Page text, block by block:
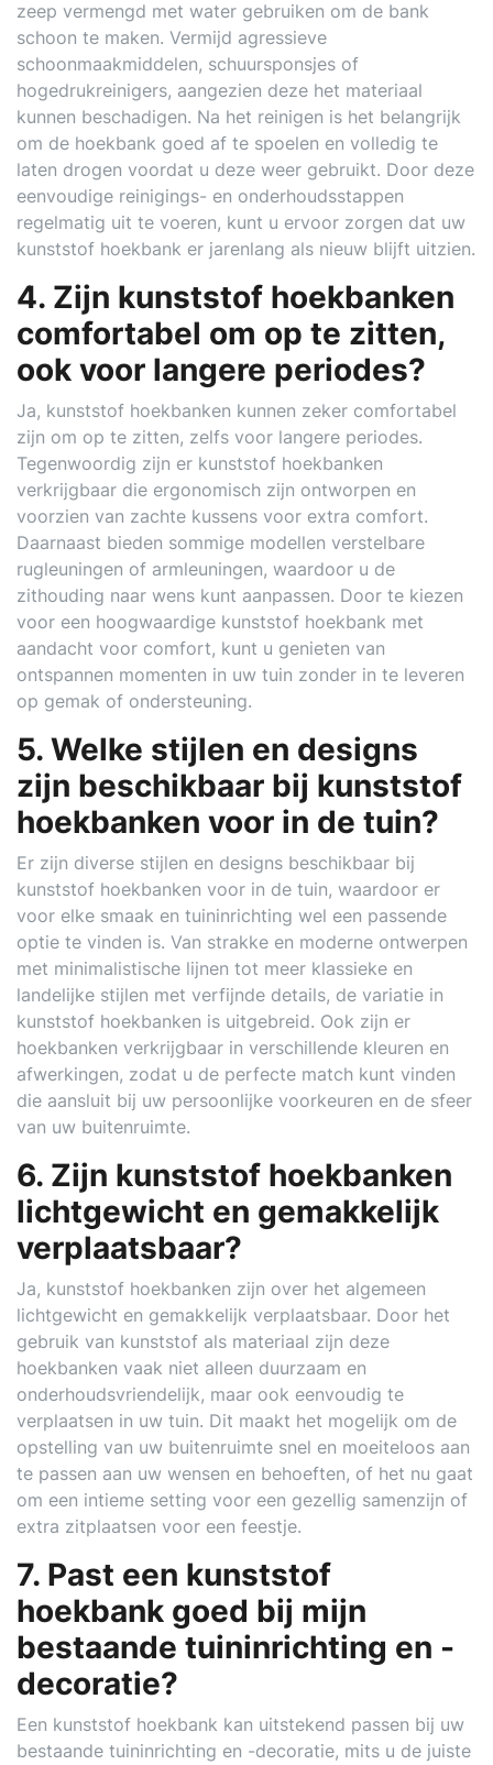
zeep vermengd met water gebruiken om de bank
schoon te maken. Vermijd agressieve
schoonmaakmiddelen, schuursponsjes of
hogedrukreinigers, aangezien deze het materiaal
kunnen beschadigen. Na het reinigen is het belangrijk
om de hoekbank goed af te spoelen en volledig te
laten drogen voordat u deze weer gebruikt. Door deze
eenvoudige reinigings- en onderhoudsstappen
regelmatig uit te voeren, kunt u ervoor zorgen dat uw
kunststof hoekbank er jarenlang als nieuw blijft uitzien.
4. Zijn kunststof hoekbanken
comfortabel om op te zitten,
ook voor langere periodes?
Ja, kunststof hoekbanken kunnen zeker comfortabel
zijn om op te zitten, zelfs voor langere periodes.
Tegenwoordig zijn er kunststof hoekbanken
verkrijgbaar die ergonomisch zijn ontworpen en
voorzien van zachte kussens voor extra comfort.
Daarnaast bieden sommige modellen verstelbare
rugleuningen of armleuningen, waardoor u de
zithouding naar wens kunt aanpassen. Door te kiezen
voor een hoogwaardige kunststof hoekbank met
aandacht voor comfort, kunt u genieten van
ontspannen momenten in uw tuin zonder in te leveren
op gemak of ondersteuning.
5. Welke stijlen en designs
zijn beschikbaar bij kunststof
hoekbanken voor in de tuin?
Er zijn diverse stijlen en designs beschikbaar bij
kunststof hoekbanken voor in de tuin, waardoor er
voor elke smaak en tuininrichting wel een passende
optie te vinden is. Van strakke en moderne ontwerpen
met minimalistische lijnen tot meer klassieke en
landelijke stijlen met verfijnde details, de variatie in
kunststof hoekbanken is uitgebreid. Ook zijn er
hoekbanken verkrijgbaar in verschillende kleuren en
afwerkingen, zodat u de perfecte match kunt vinden
die aansluit bij uw persoonlijke voorkeuren en de sfeer
van uw buitenruimte.
6. Zijn kunststof hoekbanken
lichtgewicht en gemakkelijk
verplaatsbaar?
Ja, kunststof hoekbanken zijn over het algemeen
lichtgewicht en gemakkelijk verplaatsbaar. Door het
gebruik van kunststof als materiaal zijn deze
hoekbanken vaak niet alleen duurzaam en
onderhoudsvriendelijk, maar ook eenvoudig te
verplaatsen in uw tuin. Dit maakt het mogelijk om de
opstelling van uw buitenruimte snel en moeiteloos aan
te passen aan uw wensen en behoeften, of het nu gaat
om een intieme setting voor een gezellig samenzijn of
extra zitplaatsen voor een feestje.
7. Past een kunststof
hoekbank goed bij mijn
bestaande tuininrichting en -
decoratie?
Een kunststof hoekbank kan uitstekend passen bij uw
bestaande tuininrichting en -decoratie, mits u de juiste